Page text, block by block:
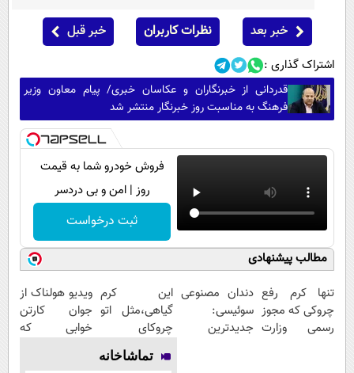
خبر بعد نظرات کاربران خبر قبل
اشتراک گذاری :
قدردانی از خبرنگاران و عکاسان خبری/ پیام معاون وزیر
فرهنگ به مناسبت روز خبرنگار منتشر شد
فروش خودرو شما به قیمت
روز | امن و بی دردسر
ثبت درخواست
مطالب پیشنهادی
تنها کرم رفع
چروکی که مجوز
رسمی وزارت
دندان مصنوعی
سوئیسی:
جدیدترین
این کرم
گیاهی،مثل اتو
چروکای
پوستتوصاف
میکنه!50%تخفیف
ویدیو هولناک از
جوان کارتن
خوابی که
تماشاخانه